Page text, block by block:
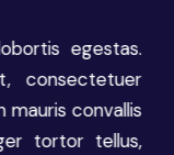
egestas.
consectetuer
convallis
tortor tellus,